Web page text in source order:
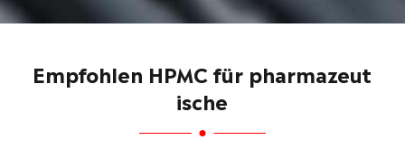
Empfohlen HPMC für pharmazeut
ische